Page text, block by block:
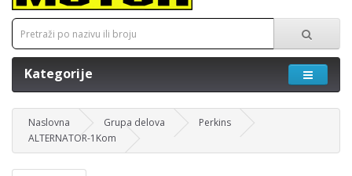
Kategorije
Naslovna Grupa delova
Perkins
ALTERNATOR-1Kom